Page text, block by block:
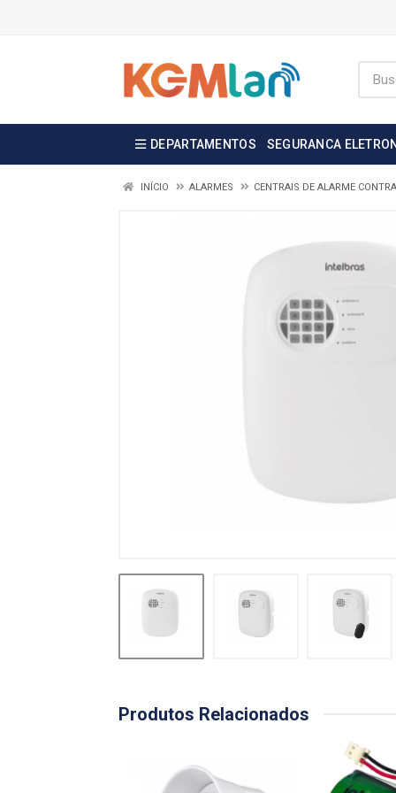
DEPARTAMENTOS SEGURANCA
INÍCIO ALARMES CENTRAIS DE ALARME
Produtos Relacionados